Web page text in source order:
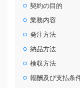
契約の目的
業務内容
発注方法
納品方法
検収方法
報酬及び支払条